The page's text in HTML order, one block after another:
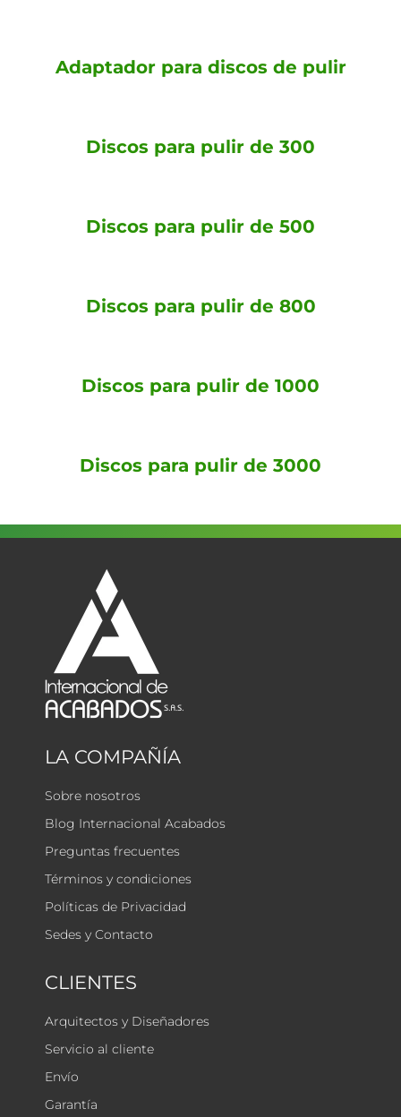
Adaptador para discos de pulir
Discos para pulir de 300
Discos para pulir de 500
Discos para pulir de 800
Discos para pulir de 1000
Discos para pulir de 3000
LA COMPAÑÍA
Sobre nosotros
Blog Internacional Acabados
Preguntas frecuentes
Términos y condiciones
Políticas de Privacidad
Sedes y Contacto
CLIENTES
Arquitectos y Diseñadores
Servicio al cliente
Envío
Garantía